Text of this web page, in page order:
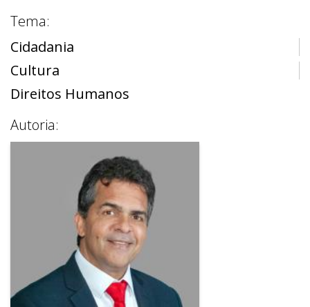
Tema:
Cidadania
Cultura
Direitos Humanos
Autoria: